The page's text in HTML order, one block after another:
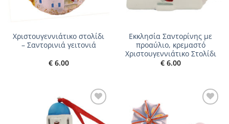
Χριστουγεννιάτικο στολίδι
– Σαντορινιά γειτονιά
€6.00
Εκκλησία Σαντορίνης με
προαύλιο, κρεμαστό
Χριστουγεννιάτικο Στολίδι
€6.00
Add to
wishlist